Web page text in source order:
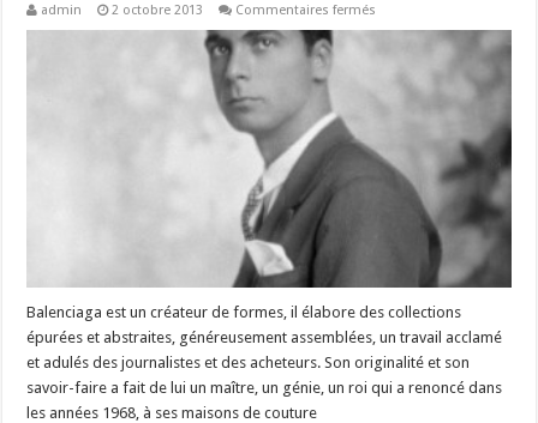
admin 2 octobre 2013 Commentaires fermés
Balenciaga est un créateur de formes, il élabore des collections
épurées et abstraites, généreusement assemblées, un travail acclamé
et adulés des journalistes et des acheteurs. Son originalité et son
savoir-faire a fait de lui un maître, un génie, un roi qui a renoncé dans
les années 1968, à ses maisons de couture